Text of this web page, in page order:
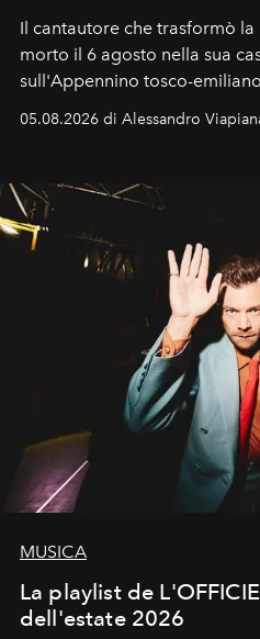
Il cantautore che trasformò
morto il 6 agosto nella sua
sull'Appennino tosco-
05.08.2026 di Alessandro
MUSICA
La playlist de
dell'estate 2026